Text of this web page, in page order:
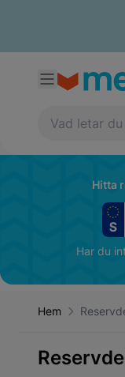
Hitta
Har du
Hem